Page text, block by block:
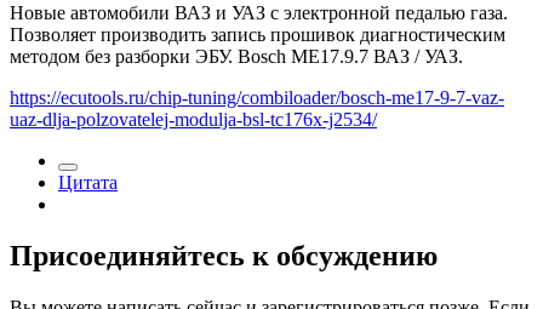
Новые автомобили ВАЗ и УАЗ с электронной педалью газа.
Позволяет производить запись прошивок диагностическим
методом без разборки ЭБУ. Bosch ME17.9.7 ВАЗ / УАЗ.
https://ecutools.ru/chip-tuning/combiloader/bosch-me17-9-7-vaz-
uaz-dlja-polzovatelej-modulja-bsl-tc176x-j2534/
Цитата
Присоединяйтесь к обсуждению